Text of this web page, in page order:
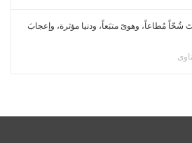
شُحّاً مُطاعاً، وهوىً متبَعاً، ودنيا مؤثرة، وإعجابَ